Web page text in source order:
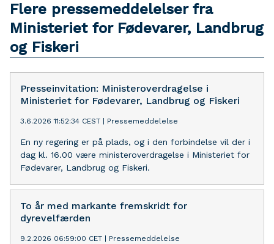
Flere pressemeddelelser fra
Ministeriet for Fødevarer, Landbrug
og Fiskeri
Presseinvitation: Ministeroverdragelse i
Ministeriet for Fødevarer, Landbrug og Fiskeri
3.6.2026 11:52:34 CEST Pressemeddelelse
En ny regering er på plads, og i den forbindelse vil der i
dag kl. 16.00 være ministeroverdragelse i Ministeriet for
Fødevarer, Landbrug og Fiskeri.
To år med markante fremskridt for
dyrevelfærden
9.2.2026 06:59:00 CET Pressemeddelelse